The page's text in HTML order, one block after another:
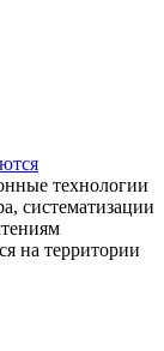
технологии
систематизации
на территории